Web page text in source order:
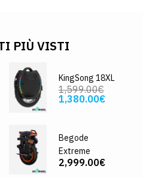
PIÙ VISTI
KingSong 18XL
1,599.00€
1,380.00€
Begode
Extreme
2,999.00€